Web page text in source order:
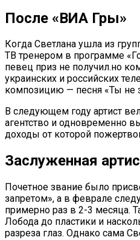
После «ВИА Гры»
Когда Светлана ушла из
ТВ тренером в программе
певец приз не получил.но
украинских и российских
композицию — песня «Ты не
В следующем году артист
агентство и одновременно
доходы от которой
Заслуженная
Почетное звание было
запретом», а в феврале
примерно раз в 2-3 месяца.
Лобода до пластики и
разреза глаз. Однако сама